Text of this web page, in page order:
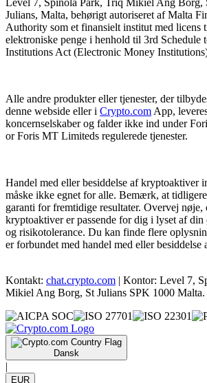
Julians, Malta, behørigt autoriseret af Malta
Authority som et finansielt institut med licens
elektroniske penge i henhold til 3rd Schedule
Institutions Act (Electronic Money
Alle andre produkter eller tjenester, der
denne webside eller i Crypto.com App,
koncernselskaber og falder ikke ind under
or Foris MT Limiteds regulerede tjenester.
Handel med eller besiddelse af kryptoaktiver
måske ikke egnet for alle. Bemærk, at
garanti for fremtidige resultater. Overvej nøje,
kryptoaktiver er passende for dig i lyset af
og risikotolerance. Du kan finde flere
er forbundet med handel med eller
Kontakt: chat.crypto.com | Kontor: Level 7,
Mikiel Ang Borg, St Julians SPK 1000 Malta.
Dansk
|
EUR